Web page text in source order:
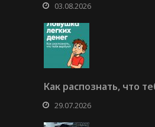
03.08.2026
Как распознать, что
29.07.2026